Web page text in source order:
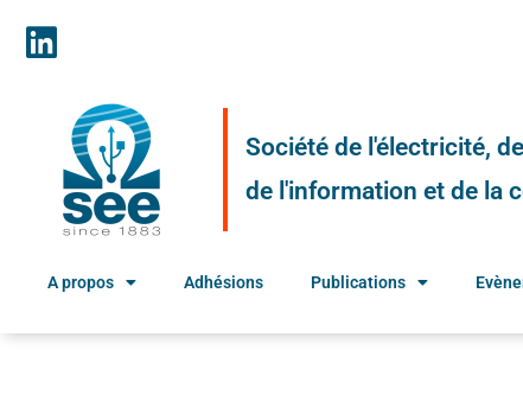
Société de l'électricité,
de l'information et de la
A propos Adhésions Publications